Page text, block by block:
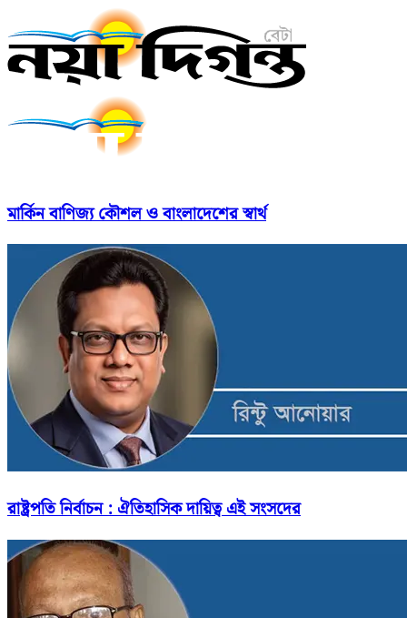
মার্কিন বাণিজ্য কৌশল ও বাংলাদেশের স্বার্থ
রাষ্ট্রপতি নির্বাচন : ঐতিহাসিক দায়িত্ব এই সংসদের